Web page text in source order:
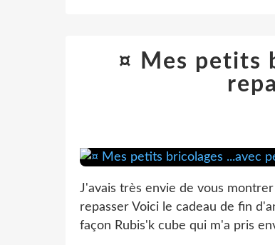
¤ Mes petits
J'avais très envie de vous
repasser Voici le cadeau de fin
façon Rubis'k cube qui m'a pris